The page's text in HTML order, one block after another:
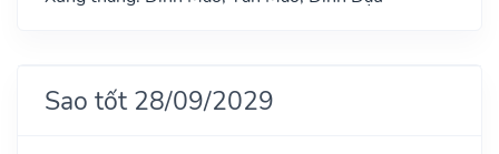
Sao tốt 28/09/2029